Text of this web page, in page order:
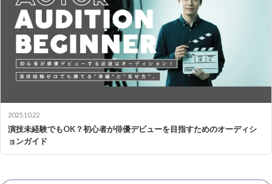
2025.10.22
演技未経験でもOK？初心者が俳優デビューを目指すためのオーディシ
ョンガイド